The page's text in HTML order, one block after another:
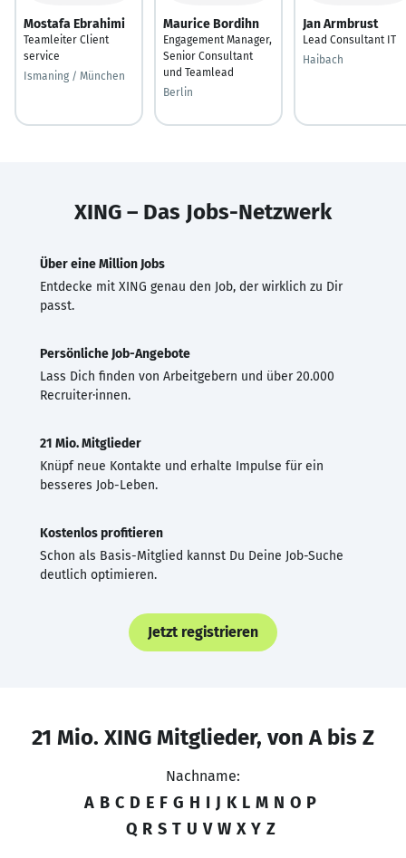
Mostafa Ebrahimi
Teamleiter Client
service
Ismaning / München
Maurice Bordihn
Engagement Manager,
Senior Consultant
und Teamlead
Berlin
Jan Armbrust
Lead Consultant IT
Haibach
XING – Das Jobs-Netzwerk
Über eine Million Jobs
Entdecke mit XING genau den Job, der wirklich zu Dir
passt.
Persönliche Job-Angebote
Lass Dich finden von Arbeitgebern und über 20.000
Recruiter·innen.
21 Mio. Mitglieder
Knüpf neue Kontakte und erhalte Impulse für ein
besseres Job-Leben.
Kostenlos profitieren
Schon als Basis-Mitglied kannst Du Deine Job-Suche
deutlich optimieren.
Jetzt registrieren
21 Mio. XING Mitglieder, von A bis Z
Nachname:
A B C D E F G H I J K L M N O P
Q R S T U V W X Y Z